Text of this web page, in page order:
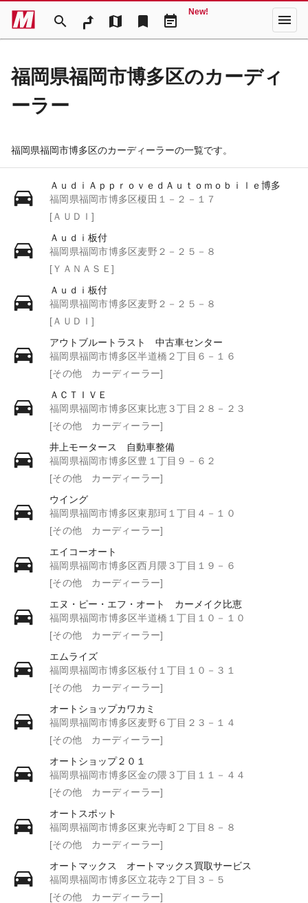
search map bookmark event_note
New! menu
福岡県福岡市博多区のカーディ
ーラー
福岡県福岡市博多区のカーディーラーの一覧です。
ＡｕｄｉＡｐｐｒｏｖｅｄＡｕｔｏｍｏｂｉｌｅ博多
福岡県福岡市博多区榎田１－２－１７
[ＡＵＤＩ]
Ａｕｄｉ板付
福岡県福岡市博多区麦野２－２５－８
[ＹＡＮＡＳＥ]
Ａｕｄｉ板付
福岡県福岡市博多区麦野２－２５－８
[ＡＵＤＩ]
アウトブルートラスト 中古車センター
福岡県福岡市博多区半道橋２丁目６－１６
[その他 カーディーラー]
ＡＣＴＩＶＥ
福岡県福岡市博多区東比恵３丁目２８－２３
[その他 カーディーラー]
井上モータース 自動車整備
福岡県福岡市博多区豊１丁目９－６２
[その他 カーディーラー]
ウイング
福岡県福岡市博多区東那珂１丁目４－１０
[その他 カーディーラー]
エイコーオート
福岡県福岡市博多区西月隈３丁目１９－６
[その他 カーディーラー]
エヌ・ピー・エフ・オート カーメイク比恵
福岡県福岡市博多区半道橋１丁目１０－１０
[その他 カーディーラー]
エムライズ
福岡県福岡市博多区板付１丁目１０－３１
[その他 カーディーラー]
オートショップカワカミ
福岡県福岡市博多区麦野６丁目２３－１４
[その他 カーディーラー]
オートショップ２０１
福岡県福岡市博多区金の隈３丁目１１－４４
[その他 カーディーラー]
オートスポット
福岡県福岡市博多区東光寺町２丁目８－８
[その他 カーディーラー]
オートマックス オートマックス買取サービス
福岡県福岡市博多区立花寺２丁目３－５
[その他 カーディーラー]